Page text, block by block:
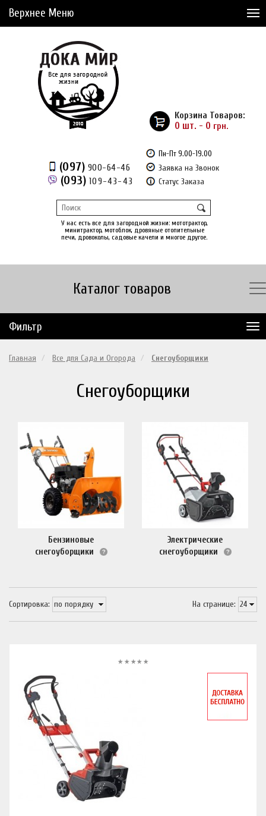
Верхнее Меню
Доставка и Оплата
Рассрочка
Доставка из Америки
Отложенные товары (0)
(097) 900-64-46
(093) 109-43-43
Пн-Пт 9.00-19.00
Заявка на Звонок
Статус Заказа
У нас есть все для загородной жизни: мототрактор,
минитрактор, мотоблок, дровяные отопительные
печи, дровоколы, садовые качели и многое другое.
Корзина Товаров:
0 шт. - 0 грн.
Каталог товаров
Фильтр
Главная Все для Сада и Огорода Снегоуборщики
Снегоуборщики
Бензиновые
снегоуборщики
Электрические
снегоуборщики
На странице:
Сортировка: